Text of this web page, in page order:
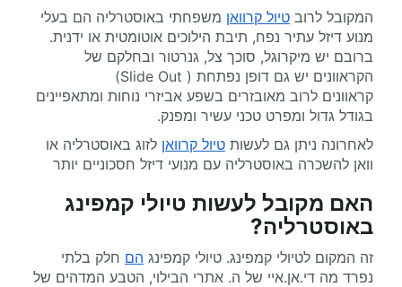
המקובל לרוב טיול קרוואן משפחתי באוסטרליה הם בעלי
מנוע דיזל עתיר נפח, תיבת הילוכים אוטומטית או ידנית.
ברובם יש מיקרוגל, סוכך צל, גנרטור ובחלקם של
הקראוונים יש גם דופן נפתחת ( Slide Out)
קראוונים לרוב מאובזרים בשפע אביזרי נוחות ומתאפיינים
בגודל גדול ומפרט טכני עשיר ומפנק.
לאחרונה ניתן גם לעשות טיול קרוואן לזוג באוסטרליה או
וואן להשכרה באוסטרליה עם מנועי דיזל חסכוניים יותר
האם מקובל לעשות טיולי קמפינג
באוסטרליה?
זה המקום לטיולי קמפינג. טיולי קמפינג הם חלק בלתי
נפרד מה די.אן.איי של ה. אתרי הבילוי, הטבע המדהים של